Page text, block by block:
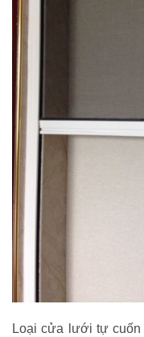
Loại cửa lưới tự cuốn